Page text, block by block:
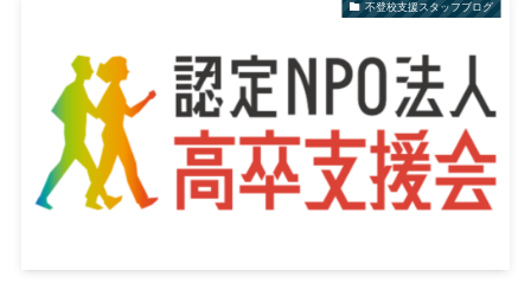
不登校支援スタッフブログ